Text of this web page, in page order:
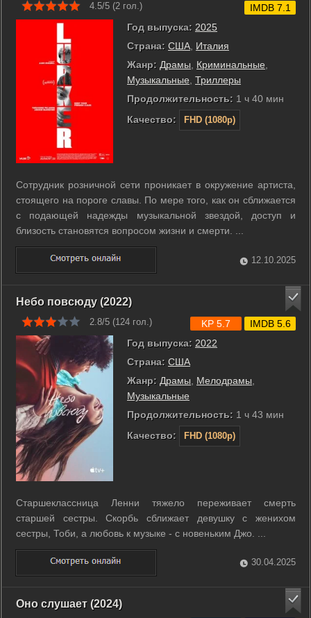
4.5/5 (2 гол.)
Год выпуска: 2025
Страна: США, Италия
Жанр: Драмы, Криминальные,
Музыкальные, Триллеры
Продолжительность: 1 ч 40 мин
Качество:
FHD (1080p)
IMDB 7.1
Сотрудник розничной сети проникает в окружение артиста,
стоящего на пороге славы. По мере того, как он сближается
с подающей надежды музыкальной звездой, доступ и
близость становятся вопросом жизни и смерти. ...
12.10.2025
Небо повсюду (2022)
2.8/5 (124 гол.)
Год выпуска: 2022
Страна: США
Жанр: Драмы Мелодрамы
Музыкальные
Продолжительность: 1 ч 43 мин
Качество:
FHD (1080p)
KP 5.7 IMDB 5.6
Старшеклассница Ленни тяжело переживает смерть
старшей сестры. Скорбь сближает девушку с женихом
сестры, Тоби, а любовь к музыке - с новеньким Джо. ...
30.04.2025
Оно слушает (2024)